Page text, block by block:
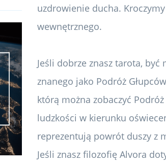
uzdrowienie ducha.
wewnętrznego.
Jeśli dobrze znasz tarota,
znanego jako Podróż
którą można zobaczyć
ludzkości w kierunku
reprezentują powrót duszy z
Jeśli znasz filozofię Alvora